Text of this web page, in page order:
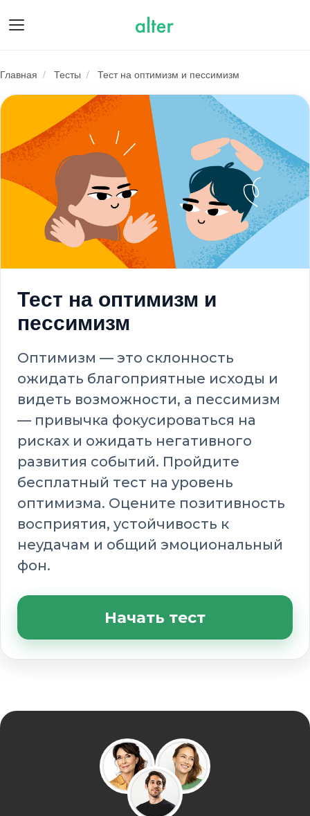
О нас
Подарочные сертификаты
Психологам
Для бизнеса
Главная / Тесты / Тест на оптимизм и пессимизм
Тест на оптимизм и пессимизм
Тест на оптимизм и
пессимизм
Оптимизм — это склонность
ожидать благоприятные исходы и
видеть возможности, а пессимизм
— привычка фокусироваться на
рисках и ожидать негативного
развития событий. Пройдите
бесплатный тест на уровень
оптимизма. Оцените позитивность
восприятия, устойчивость к
неудачам и общий эмоциональный
фон.
Начать тест